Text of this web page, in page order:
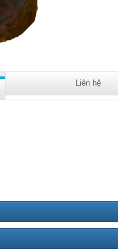
Liên hệ